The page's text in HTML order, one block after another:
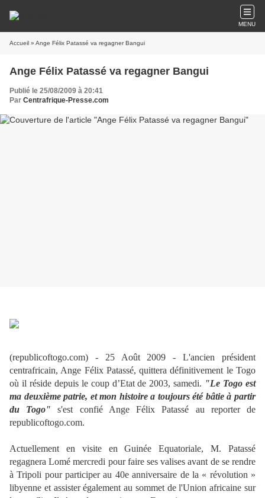
MENU
Accueil » Ange Félix Patassé va regagner Bangui
Ange Félix Patassé va regagner Bangui
Publié le 25/08/2009 à 20:41
Par Centrafrique-Presse.com
(republicoftogo.com) - 25 Août 2009 - L'ancien président
centrafricain, Ange Félix Patassé, quittera définitivement le Togo
où il réside depuis le coup d’Etat de 2003, samedi. "Le Togo est
ma deuxième patrie, et mon histoire a toujours été bâtie à partir
du Togo" s'est confié Ange Félix Patassé au reporter de
republicoftogo.com.
Actuellement en visite en Guinée Equatoriale, M. Patassé
regagnera Lomé mercredi pour faire ses valises avant de se rendre
à Tripoli pour participer au 40e anniversaire de la « révolution »
libyenne et assister également au sommet de l'Union africaine sur